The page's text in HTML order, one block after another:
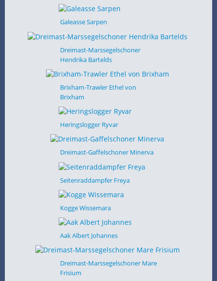
Galeasse Sarpen
Dreimast-Marssegelschoner
Hendrika Bartelds
Brixham-Trawler Ethel von
Brixham
Heringslogger Ryvar
Dreimast-Gaffelschoner Minerva
Seitenraddampfer Freya
Kogge Wissemara
Aak Albert Johannes
Dreimast-Marssegelschoner Mare
Frisium